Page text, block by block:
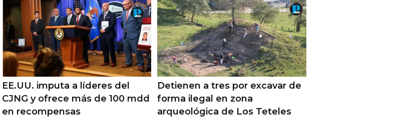
EE.UU. imputa a líderes del
CJNG y ofrece más de 100 mdd
en recompensas
Detienen a tres por excavar de
forma ilegal en zona
arqueológica de Los Teteles